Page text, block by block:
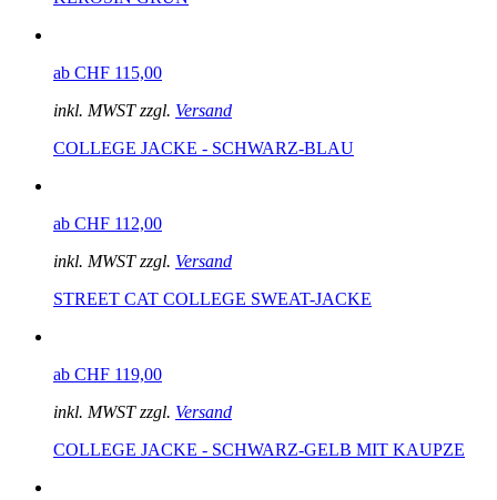
ab CHF 115,00
inkl. MWST zzgl. Versand
COLLEGE JACKE - SCHWARZ-BLAU
ab CHF 112,00
inkl. MWST zzgl. Versand
STREET CAT COLLEGE SWEAT-JACKE
ab CHF 119,00
inkl. MWST zzgl. Versand
COLLEGE JACKE - SCHWARZ-GELB MIT KAUPZE